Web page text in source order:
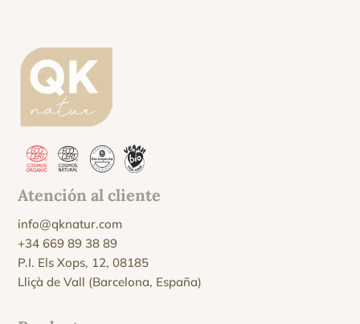
Atención al cliente
info@qknatur.com
+34 669 89 38 89
P.I. Els Xops, 12, 08185
Lliçà de Vall (Barcelona, España)